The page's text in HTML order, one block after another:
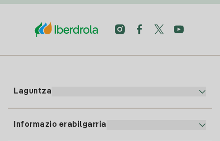
Laguntza
Informazio erabilgarria